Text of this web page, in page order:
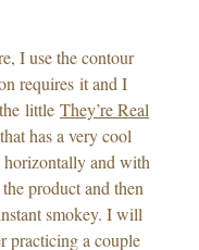
I use the contour
requires it and I
little They’re Real
that has a very cool
horizontally and with
product and then
smokey. I will
practicing a couple